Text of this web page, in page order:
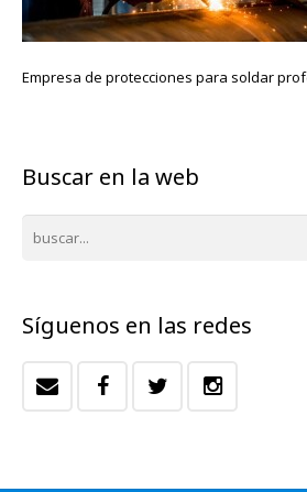
Empresa de protecciones para soldar
Buscar en la web
Síguenos en las redes